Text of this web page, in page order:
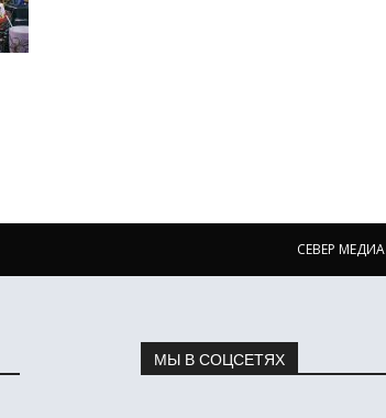
СЕВЕР МЕДИА
МЫ В СОЦСЕТЯХ